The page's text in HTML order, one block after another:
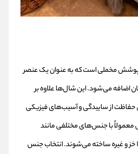
پوشش مخملی است که به عنوان یک عنصر
اضافه می‌شود. این شال‌ها علاوه بر
حفاظت از ساییدگی و آسیب‌های فیزیکی
با جنس‌های مختلفی مانند
خز و غیره ساخته می‌شوند. انتخاب جنس